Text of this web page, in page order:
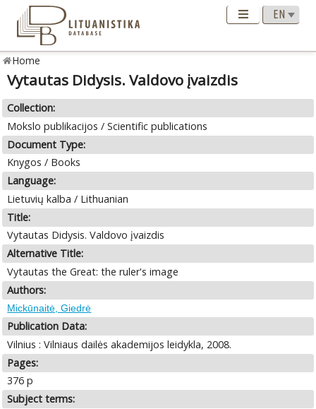
Home
Vytautas Didysis. Valdovo įvaizdis
Collection:
Mokslo publikacijos / Scientific publications
Document Type:
Knygos / Books
Language:
Lietuvių kalba / Lithuanian
Title:
Vytautas Didysis. Valdovo įvaizdis
Alternative Title:
Vytautas the Great: the ruler's image
Authors:
Mickūnaitė, Giedrė
Publication Data:
Vilnius : Vilniaus dailės akademijos leidykla, 2008.
Pages:
376 p
Subject terms: